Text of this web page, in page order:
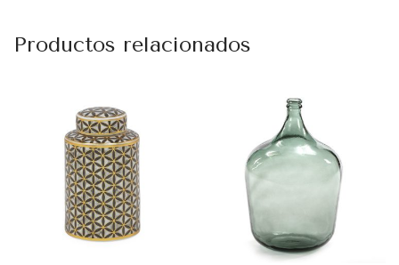
Productos relacionados